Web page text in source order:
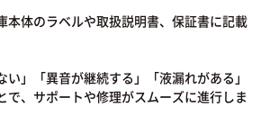
本体のラベルや取扱説明書、保証書に記載
」「異音が継続する」「液漏れがある」
で、サポートや修理がスムーズに進行しま